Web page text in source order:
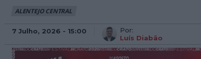
ALENTEJO CENTRAL
7 Julho, 2026 - 15:00
Por:
Luís Diabão